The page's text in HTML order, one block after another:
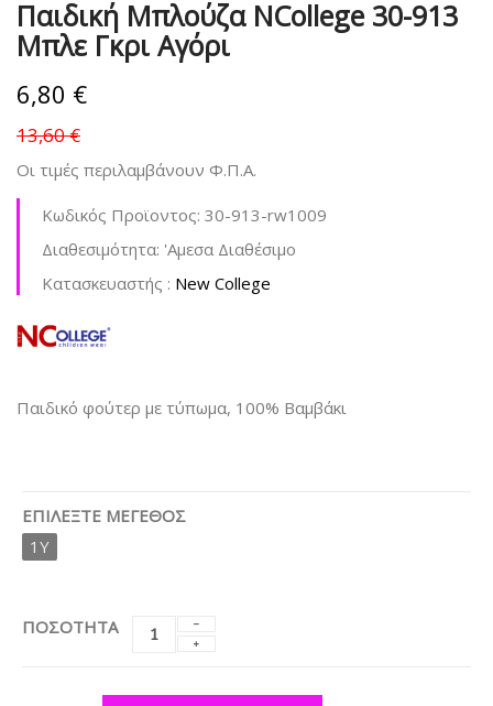
Παιδική Μπλούζα NCollege 30-913
Μπλε Γκρι Αγόρι
6,80 €
13,60 €
Οι τιμές περιλαμβάνουν Φ.Π.Α.
Κωδικός Προϊοντος: 30-913-rw1009
Διαθεσιμότητα: 'Aμεσα Διαθέσιμο
Kατασκευαστής : New College
Παιδικό φούτερ με τύπωμα, 100% Βαμβάκι
ΕΠΙΛΈΞΤΕ ΜΈΓΕΘΟΣ
1Y
ΠΟΣΟΤΗΤΑ